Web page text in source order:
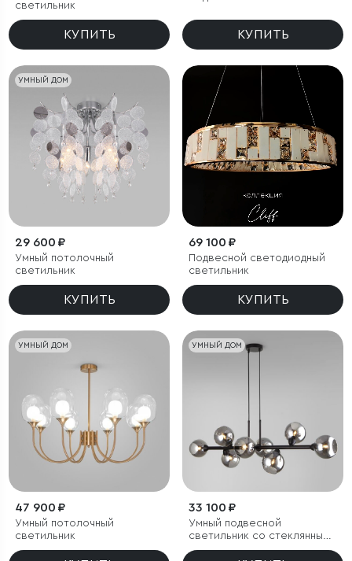
светильник
КУПИТЬ КУПИТЬ
УМНЫЙ ДОМ
29 600 ₽
Умный потолочный
светильник
КУПИТЬ
69 100 ₽
Подвесной светодиодный
светильник
КУПИТЬ
УМНЫЙ ДОМ
47 900 ₽
Умный потолочный
светильник
УМНЫЙ ДОМ
33 100 ₽
Умный подвесной
светильник со стеклянными
плафонами